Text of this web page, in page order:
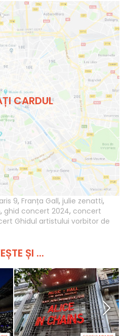
CARDUL
9, Franța Gall, julie zenatti,
, ghid concert 2024, concert
Ghidul artistului vorbitor de
ȘI ...